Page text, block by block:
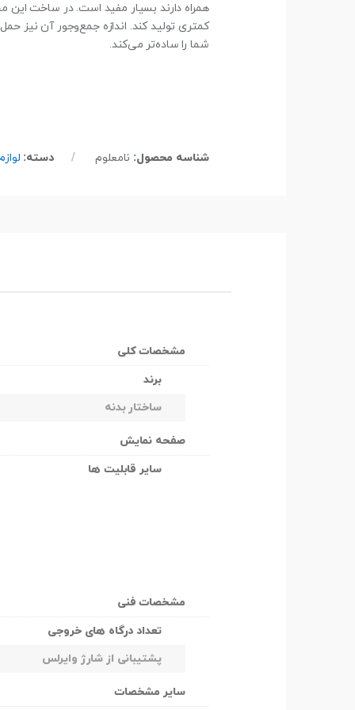
کمتری تولید کند. اندازه جمع‌وجور آن نیز
شما را ساده‌تر می‌کند.
شناسه محصول: نامعلوم دسته:
مشخصات کلی
برند
ساختار بدنه
صفحه نمایش
سایر قابلیت ها
مشخصات فنی
تعداد درگاه های خروجی
پشتیبانی از شارژ وایرلس
سایر مشخصات